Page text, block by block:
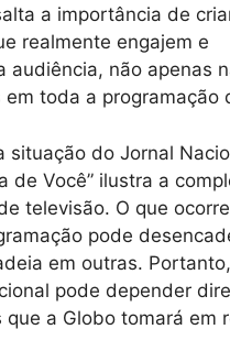
a importância de
realmente engajem e
audiência, não apenas
em toda a programação
situação do Jornal
de Você” ilustra a
televisão. O que
pode
em outras.
pode depender
que a Globo tomará em